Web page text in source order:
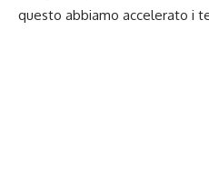
questo abbiamo accelerato i